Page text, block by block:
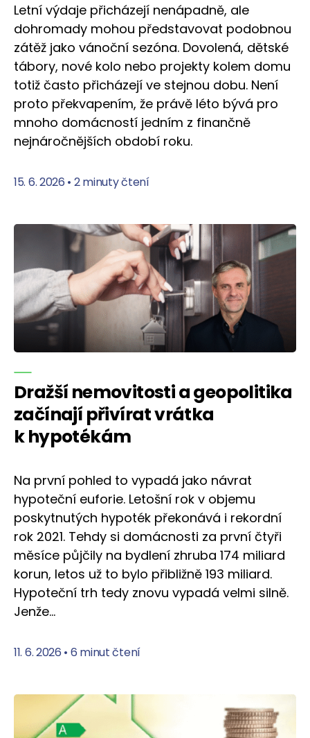
Letní výdaje přicházejí nenápadně, ale
dohromady mohou představovat podobnou
zátěž jako vánoční sezóna. Dovolená, dětské
tábory, nové kolo nebo projekty kolem domu
totiž často přicházejí ve stejnou dobu. Není
proto překvapením, že právě léto bývá pro
mnoho domácností jedním z finančně
nejnáročnějších období roku.
15. 6. 2026 • 2 minuty čtení
Dražší nemovitosti a geopolitika
začínají přivírat vrátka
k hypotékám
Na první pohled to vypadá jako návrat
hypoteční euforie. Letošní rok v objemu
poskytnutých hypoték překonává i rekordní
rok 2021. Tehdy si domácnosti za první čtyři
měsíce půjčily na bydlení zhruba 174 miliard
korun, letos už to bylo přibližně 193 miliard.
Hypoteční trh tedy znovu vypadá velmi silně.
Jenže…
11. 6. 2026 • 6 minut čtení